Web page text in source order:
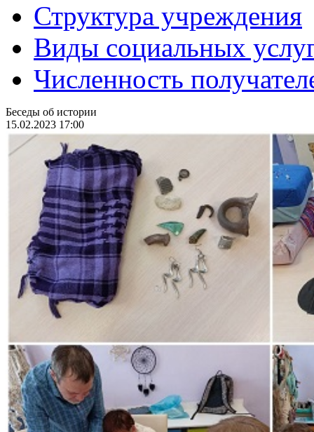
Структура учреждения
Виды социальных
Численность
Беседы об истории
15.02.2023 17:00